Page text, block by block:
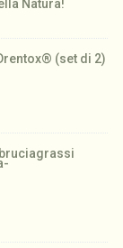
Natura!
(set di 2)